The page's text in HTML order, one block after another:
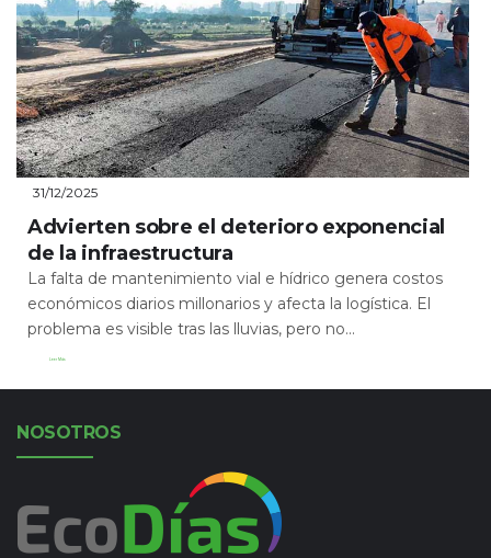
31/12/2025
Advierten sobre el deterioro exponencial
de la infraestructura
La falta de mantenimiento vial e hídrico genera costos
económicos diarios millonarios y afecta la logística. El
problema es visible tras las lluvias, pero no...
Leer Más
NOSOTROS